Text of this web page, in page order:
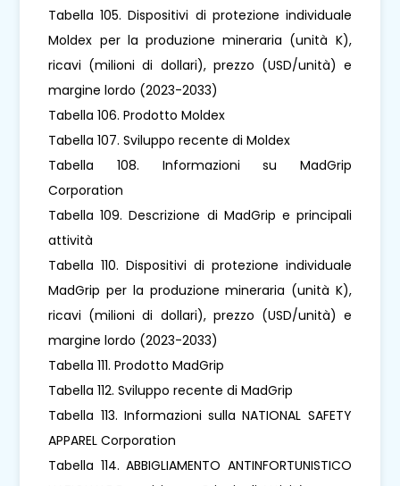
Tabella 105. Dispositivi di protezione individuale
Moldex per la produzione mineraria (unità K),
ricavi (milioni di dollari), prezzo (USD/unità) e
margine lordo (2023-2033)
Tabella 106. Prodotto Moldex
Tabella 107. Sviluppo recente di Moldex
Tabella 108. Informazioni su MadGrip
Corporation
Tabella 109. Descrizione di MadGrip e principali
attività
Tabella 110. Dispositivi di protezione individuale
MadGrip per la produzione mineraria (unità K),
ricavi (milioni di dollari), prezzo (USD/unità) e
margine lordo (2023-2033)
Tabella 111. Prodotto MadGrip
Tabella 112. Sviluppo recente di MadGrip
Tabella 113. Informazioni sulla NATIONAL SAFETY
APPAREL Corporation
Tabella 114. ABBIGLIAMENTO ANTINFORTUNISTICO